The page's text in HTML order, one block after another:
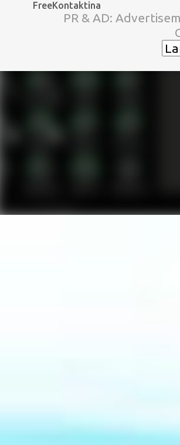
スキップしてメイン コン
FreeKontaktina
PR & AD: